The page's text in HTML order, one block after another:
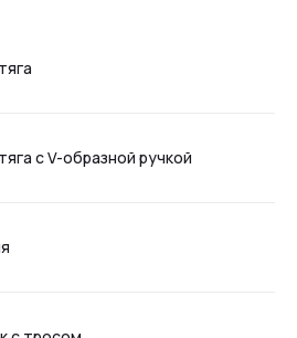
с V-образной ручкой